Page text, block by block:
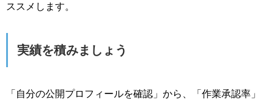
ススメします。
実績を積みましょう
「自分の公開プロフィールを確認」から、「作業承認率」